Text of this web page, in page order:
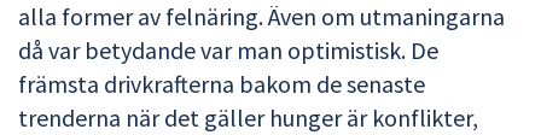
alla former av felnäring. Även om utmaningarna
då var betydande var man optimistisk. De
främsta drivkrafterna bakom de senaste
trenderna när det gäller hunger är konflikter,